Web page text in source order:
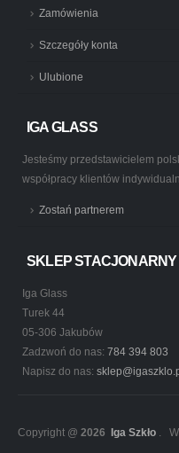
Zamówienia
Szczegóły konta
Ulubione
IGA GLASS
Jesteśmy przedstawicielem
współpracy klientów
Zostań partnerem
SKLEP STACJONARNY
Iga Glass
Turek 44
05-306 Jakubów
Zadzwoń do nas: 784 394 803
Napisz do nas:
Copyright @ 2026 Iga Szkło .